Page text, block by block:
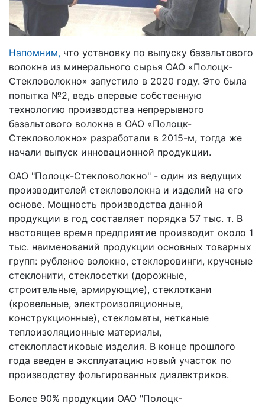
Напомним, что установку по выпуску базальтового
волокна из минерального сырья ОАО «Полоцк-
Стекловолокно» запустило в 2020 году. Это была
попытка №2, ведь впервые собственную
технологию производства непрерывного
базальтового волокна в ОАО «Полоцк-
Стекловолокно» разработали в 2015-м, тогда же
начали выпуск инновационной продукции.
ОАО "Полоцк-Стекловолокно" - один из ведущих
производителей стекловолокна и изделий на его
основе. Мощность производства данной
продукции в год составляет порядка 57 тыс. т. В
настоящее время предприятие производит около 1
тыс. наименований продукции основных товарных
групп: рубленое волокно, стеклоровинги, крученые
стеклонити, стеклосетки (дорожные,
строительные, армирующие), стеклоткани
(кровельные, электроизоляционные,
конструкционные), стекломаты, нетканые
теплоизоляционные материалы,
стеклопластиковые изделия. В конце прошлого
года введен в эксплуатацию новый участок по
производству фольгированных диэлектриков.
Более 90% продукции ОАО "Полоцк-